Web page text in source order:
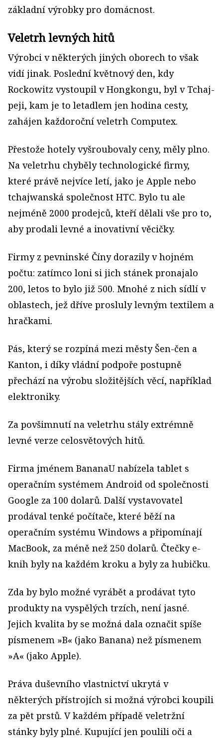
základní výrobky pro domácnost.
Veletrh levných hitů
Výrobci v některých jiných oborech to však
vidí jinak. Poslední květnový den, kdy
Rockowitz vystoupil v Hongkongu, byl v Tchaj-
peji, kam je to letadlem jen hodina cesty,
zahájen každoroční veletrh Computex.
Přestože hotely vyšroubovaly ceny, měly plno.
Na veletrhu chyběly technologické firmy,
které právě nejvíce letí, jako je Apple nebo
tchajwanská společnost HTC. Bylo tu ale
nejméně 2000 prodejců, kteří dělali vše pro to,
aby prodali levné a inovativní věcičky.
Firmy z pevninské Číny dorazily v hojném
počtu: zatímco loni si jich stánek pronajalo
200, letos to bylo již 500. Mnohé z nich sídlí v
oblastech, jež dříve prosluly levným textilem a
hračkami.
Pás, který se rozpíná mezi městy Šen-čen a
Kanton, i díky vládní podpoře postupně
přechází na výrobu složitějších věcí, například
elektroniky.
Za povšimnutí na veletrhu stály extrémně
levné verze celosvětových hitů.
Firma jménem BananaU nabízela tablet s
operačním systémem Android od společnosti
Google za 100 dolarů. Další vystavovatel
prodával tenké počítače, které běží na
operačním systému Windows a připomínají
MacBook, za méně než 250 dolarů. Čtečky e-
knih byly na každém kroku a byly za hubičku.
Zda by bylo možné vyrábět a prodávat tyto
produkty na vyspělých trzích, není jasné.
Jejich kvalita by se možná dala označit spíše
písmenem »B« (jako Banana) než písmenem
»A« (jako Apple).
Práva duševního vlastnictví ukrytá v
některých přístrojích si možná výrobci koupili
za pět prstů. V každém případě veletržní
stánky byly plné. Kupující jen poulili oči a